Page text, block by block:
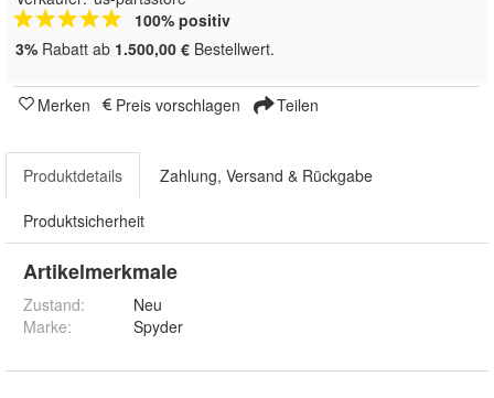
100% positiv
3% Rabatt ab 1.500,00 € Bestellwert.
Merken Preis vorschlagen Teilen
Produktdetails Zahlung, Versand & Rückgabe
Produktsicherheit
Artikelmerkmale
Zustand:
Neu
Marke:
Spyder